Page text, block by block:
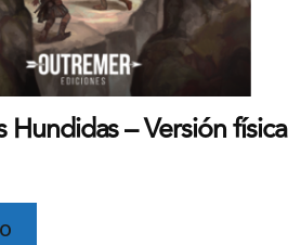
Hundidas – Versión física